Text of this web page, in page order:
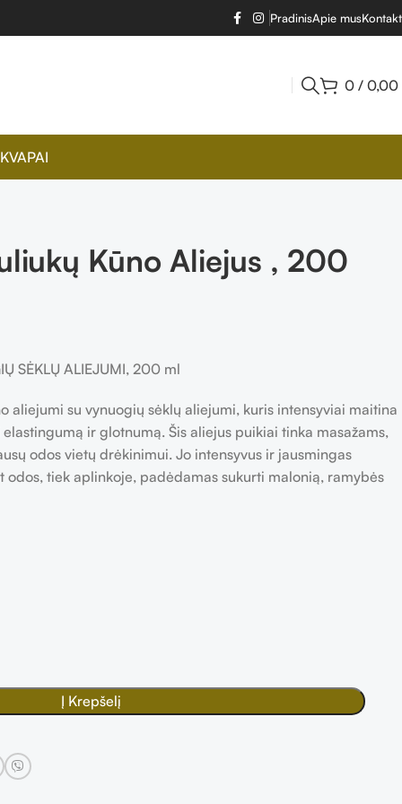
PradinisApie mus
0 / 0,00
KVAPAI
Kūno Aliejus , 200
SĖKLŲ ALIEJUMI, 200 ml
aliejumi su vynuogių sėklų aliejumi, kuris intensyviai maitina
ir glotnumą. Šis aliejus puikiai tinka masažams,
odos vietų drėkinimui. Jo intensyvus ir jausmingas
odos, tiek aplinkoje, padėdamas sukurti malonią, ramybės
Į Krepšelį